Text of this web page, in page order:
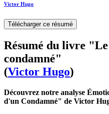
Victor Hugo
Télécharger ce résumé
Résumé du livre
condamné"
(Victor Hugo)
Découvrez notre analyse
d'un Condamné" de Victor